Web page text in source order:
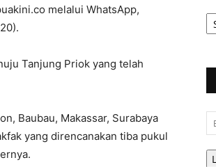
melalui WhatsApp,
Tanjung Priok yang telah
Baubau, Makassar, Surabaya
yang direncanakan tiba pukul